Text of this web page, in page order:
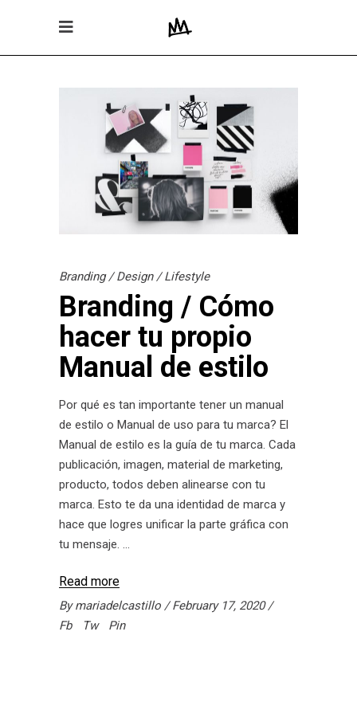
Branding/Design/Lifestyle
Branding / Cómo
hacer tu propio
Manual de estilo
Por qué es tan importante tener un manual
de estilo o Manual de uso para tu marca? El
Manual de estilo es la guía de tu marca. Cada
publicación, imagen, material de marketing,
producto, todos deben alinearse con tu
marca. Esto te da una identidad de marca y
hace que logres unificar la parte gráfica con
tu mensaje.
Read more
Bymariadelcastillo
February 17, 2020
Fb
Tw Pin